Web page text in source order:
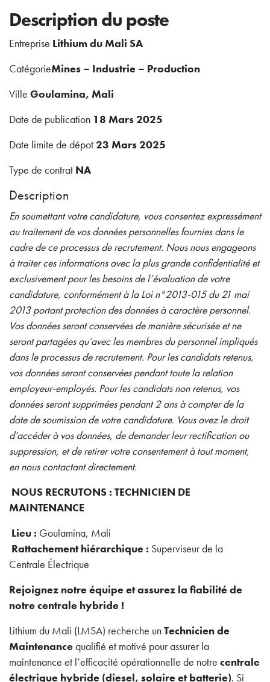
Description du poste
Entreprise Lithium du Mali SA
CatégorieMines – Industrie – Production
Ville Goulamina, Mali
Date de publication 18 Mars 2025
Date limite de dépot23 Mars 2025
Type de contrat NA
Description
En soumettant votre candidature, vous consentez expressément
au traitement de vos données personnelles fournies dans le
cadre de ce processus de recrutement. Nous nous engageons
à traiter ces informations avec la plus grande confidentialité et
exclusivement pour les besoins de l’évaluation de votre
candidature, conformément à la Loi n°2013-015 du 21 mai
2013 portant protection des données à caractère personnel.
Vos données seront conservées de manière sécurisée et ne
seront partagées qu’avec les membres du personnel impliqués
dans le processus de recrutement. Pour les candidats retenus,
vos données seront conservées pendant toute la relation
employeur-employés. Pour les candidats non retenus, vos
données seront supprimées pendant 2 ans à compter de la
date de soumission de votre candidature. Vous avez le droit
d’accéder à vos données, de demander leur rectification ou
suppression, et de retirer votre consentement à tout moment,
en nous contactant directement.
NOUS RECRUTONS : TECHNICIEN DE
MAINTENANCE
Lieu : Goulamina, Mali
Rattachement hiérarchique : Superviseur de la
Centrale Électrique
Rejoignez notre équipe et assurez la fiabilité de
notre centrale hybride !
Lithium du Mali (LMSA) recherche unTechnicien de
Maintenancequalifié et motivé pour assurer la
maintenance et l’efficacité opérationnelle de notre centrale
électrique hybride (diesel, solaire et batterie). Si